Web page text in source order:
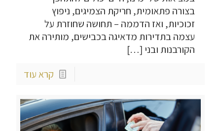
בצורה פתאומית, חריקת הצמיגים, ניפוץ
זכוכיות, ואז הדממה – תחושה שחוזרת על
עצמה בתדירות מדאיגה בכבישים, מותירה את
הקורבנות ובני […]
קרא עוד